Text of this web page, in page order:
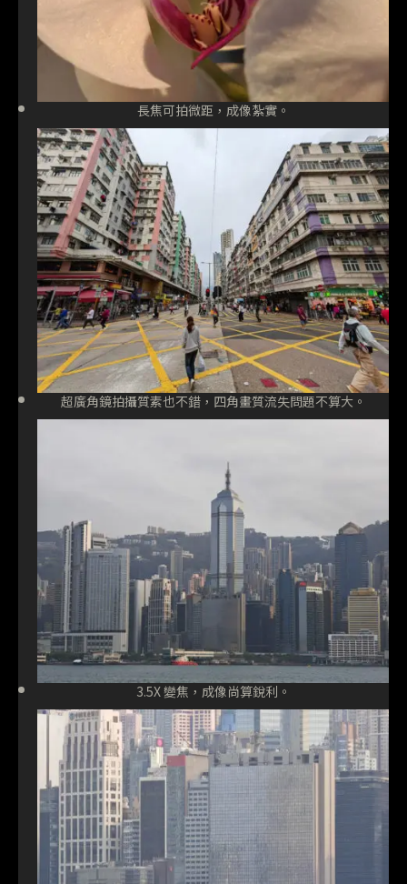
長焦可拍微距，成像紮實。
超廣角鏡拍攝質素也不錯，四角畫質流失問題不算大。
3.5X 變焦，成像尚算銳利。